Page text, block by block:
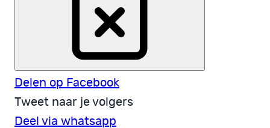
Delen op Facebook
Tweet naar je volgers
Deel via whatsapp